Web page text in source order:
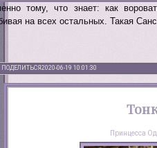
тому, что знает: как
на всех остальных. Такая
ПОДЕЛИТЬСЯ2020-06-19 10:01:30
Принцесса